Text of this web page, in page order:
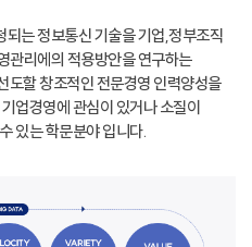
는 정보통신 기술을 기업,정부조직
관리에의 적용방안을 연구하는
도할 창조적인 전문경영 인력양성을
업경영에 관심이 있거나 소질이
있는 학문분야 입니다.